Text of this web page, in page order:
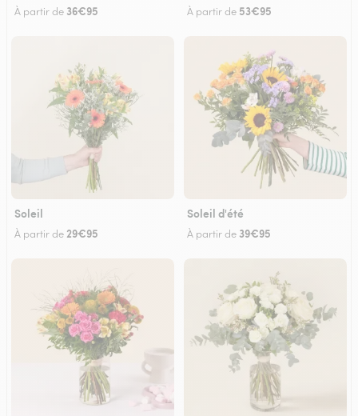
À partir de 36€95 À partir de 53€95
Soleil
À partir de 29€95
Soleil d'été
À partir de 39€95